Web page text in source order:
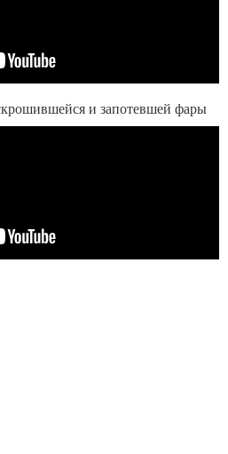
и запотевшей фары